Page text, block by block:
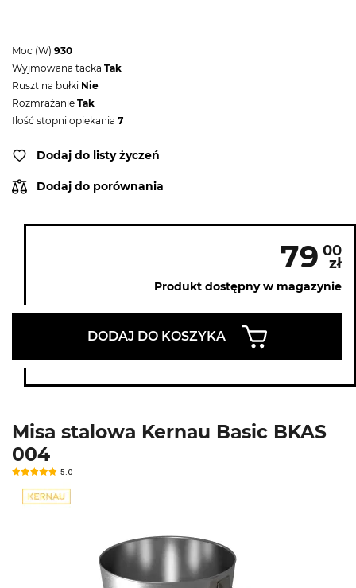
Moc (W) 930
Wyjmowana tacka Tak
Ruszt na bułki Nie
Rozmrażanie Tak
Ilość stopni opiekania 7
Dodaj do listy życzeń
Dodaj do porównania
79 00
zł
Produkt dostępny w magazynie
DODAJ DO KOSZYKA
Misa stalowa Kernau Basic BKAS
004
5.0